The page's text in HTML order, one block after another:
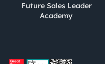
Future Sales Leader
Academy